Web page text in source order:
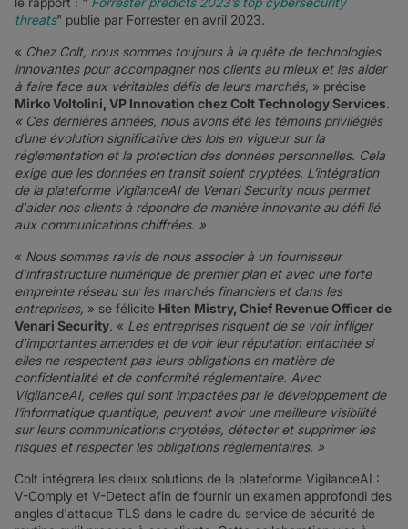
threats" publié par Forrester en avril 2023.
« Chez Colt, nous sommes toujours à la quête de technologies
innovantes pour accompagner nos clients au mieux et les aider
à faire face aux véritables défis de leurs marchés, » précise
Mirko Voltolini, VP Innovation chez Colt Technology Services.
« Ces dernières années, nous avons été les témoins privilégiés
d’une évolution significative des lois en vigueur sur la
réglementation et la protection des données personnelles. Cela
exige que les données en transit soient cryptées. L’intégration
de la plateforme VigilanceAI de Venari Security nous permet
d'aider nos clients à répondre de manière innovante au défi lié
aux communications chiffrées. »
« Nous sommes ravis de nous associer à un fournisseur
d'infrastructure numérique de premier plan et avec une forte
empreinte réseau sur les marchés financiers et dans les
entreprises, » se félicite Hiten Mistry, Chief Revenue Officer de
Venari Security. « Les entreprises risquent de se voir infliger
d'importantes amendes et de voir leur réputation entachée si
elles ne respectent pas leurs obligations en matière de
confidentialité et de conformité réglementaire. Avec
VigilanceAI, celles qui sont impactées par le développement de
l’informatique quantique, peuvent avoir une meilleure visibilité
sur leurs communications cryptées, détecter et supprimer les
risques et respecter les obligations réglementaires. »
Colt intégrera les deux solutions de la plateforme VigilanceAI :
V-Comply et V-Detect afin de fournir un examen approfondi des
angles d'attaque TLS dans le cadre du service de sécurité de